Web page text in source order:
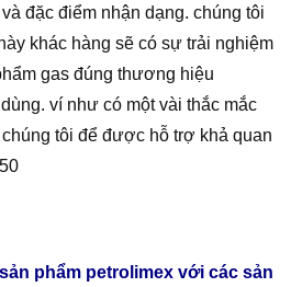
đặc điểm nhận dạng. chúng tôi
khác hàng sẽ có sự trải nghiệm
gas đúng thương hiệu
ví như có một vài thắc mắc
tôi để được hỗ trợ khả quan
phẩm petrolimex với các sản